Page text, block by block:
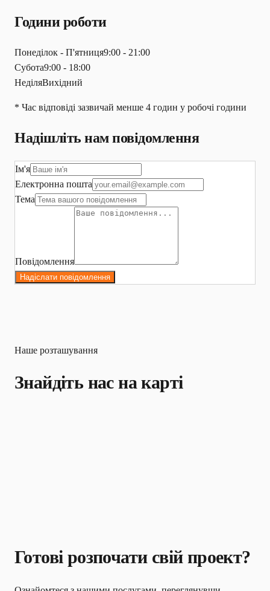
Години роботи
Понеділок - П'ятниця9:00 - 21:00
Субота9:00 - 18:00
НеділяВихідний
* Час відповіді зазвичай менше 4 годин у робочі години
Надішліть нам повідомлення
Ім'я
Електронна пошта
Тема
Повідомлення
Надіслати повідомлення
Наше розташування
Знайдіть нас на карті
Готові розпочати свій проект?